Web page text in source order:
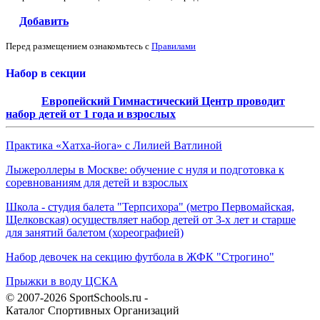
Добавить
Перед размещением ознакомьтесь с Правилами
Набор в секции
Европейский Гимнастический Центр проводит
набор детей от 1 года и взрослых
Практика «Хатха-йога» с Лилией Ватлиной
Лыжероллеры в Москве: обучение с нуля и подготовка к
соревнованиям для детей и взрослых
Школа - студия балета "Терпсихора" (метро Первомайская,
Щелковская) осуществляет набор детей от 3-х лет и старше
для занятий балетом (хореографией)
Набор девочек на секцию футбола в ЖФК "Строгино"
Прыжки в воду ЦСКА
© 2007-2026 SportSchools.ru -
Каталог Спортивных Организаций